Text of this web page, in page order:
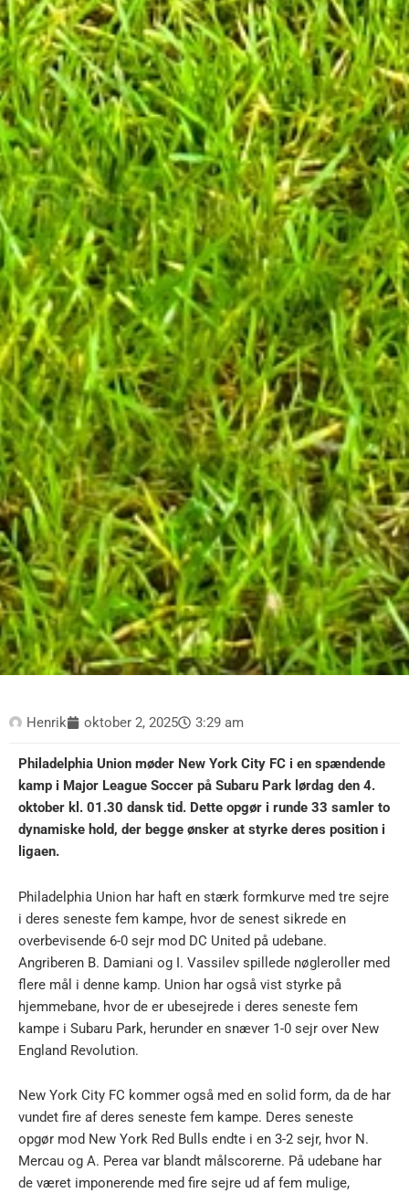
Henrik oktober 2, 2025 3:29 am
Philadelphia Union møder New York City FC i en spændende
kamp i Major League Soccer på Subaru Park lørdag den 4.
oktober kl. 01.30 dansk tid. Dette opgør i runde 33 samler to
dynamiske hold, der begge ønsker at styrke deres position i
ligaen.
Philadelphia Union har haft en stærk formkurve med tre sejre
i deres seneste fem kampe, hvor de senest sikrede en
overbevisende 6-0 sejr mod DC United på udebane.
Angriberen B. Damiani og I. Vassilev spillede nøgleroller med
flere mål i denne kamp. Union har også vist styrke på
hjemmebane, hvor de er ubesejrede i deres seneste fem
kampe i Subaru Park, herunder en snæver 1-0 sejr over New
England Revolution.
New York City FC kommer også med en solid form, da de har
vundet fire af deres seneste fem kampe. Deres seneste
opgør mod New York Red Bulls endte i en 3-2 sejr, hvor N.
Mercau og A. Perea var blandt målscorerne. På udebane har
de været imponerende med fire sejre ud af fem mulige,